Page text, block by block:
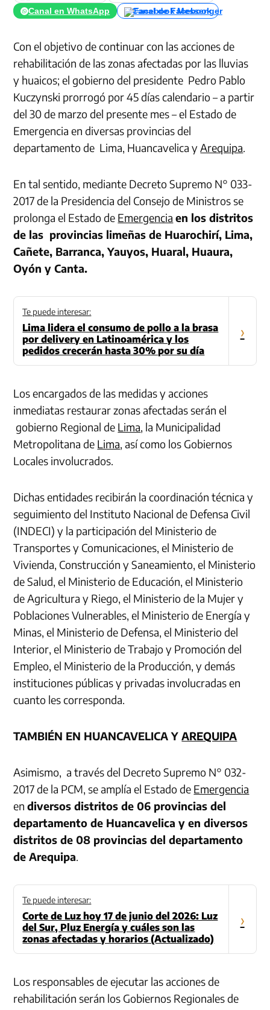
Canal en WhatsApp
Canal de Facebook
Con el objetivo de continuar con las acciones de
rehabilitación de las zonas afectadas por las lluvias
y huaicos; el gobierno del presidente Pedro Pablo
Kuczynski prorrogó por 45 días calendario – a partir
del 30 de marzo del presente mes – el Estado de
Emergencia en diversas provincias del
departamento de Lima, Huancavelica yArequipa.
En tal sentido, mediante Decreto Supremo N° 033-
2017 de la Presidencia del Consejo de Ministros se
prolonga el Estado de Emergencia en los distritos
de las provincias limeñas de Huarochirí, Lima,
Cañete, Barranca, Yauyos, Huaral, Huaura,
Oyón y Canta.
Te puede interesar:
Lima lidera el consumo de pollo a la brasa
por delivery en Latinoamérica y los
pedidos crecerán hasta 30% por su día
›
Los encargados de las medidas y acciones
inmediatas restaurar zonas afectadas serán el
gobierno Regional de Lima, la Municipalidad
Metropolitana de Lima, así como los Gobiernos
Locales involucrados.
Dichas entidades recibirán la coordinación técnica y
seguimiento del Instituto Nacional de Defensa Civil
(INDECI) y la participación del Ministerio de
Transportes y Comunicaciones, el Ministerio de
Vivienda, Construcción y Saneamiento, el Ministerio
de Salud, el Ministerio de Educación, el Ministerio
de Agricultura y Riego, el Ministerio de la Mujer y
Poblaciones Vulnerables, el Ministerio de Energía y
Minas, el Ministerio de Defensa, el Ministerio del
Interior, el Ministerio de Trabajo y Promoción del
Empleo, el Ministerio de la Producción, y demás
instituciones públicas y privadas involucradas en
cuanto les corresponda.
TAMBIÉN EN HUANCAVELICA YAREQUIPA
Asimismo, a través del Decreto Supremo N° 032-
2017 de la PCM, se amplía el Estado de Emergencia
endiversos distritos de 06 provincias del
departamento de Huancavelica y en diversos
distritos de 08 provincias del departamento
de Arequipa.
Te puede interesar:
Corte de Luz hoy 17 de junio del 2026: Luz
del Sur, Pluz Energía y cuáles son las
zonas afectadas y horarios (Actualizado)
›
Los responsables de ejecutar las acciones de
rehabilitación serán los Gobiernos Regionales de